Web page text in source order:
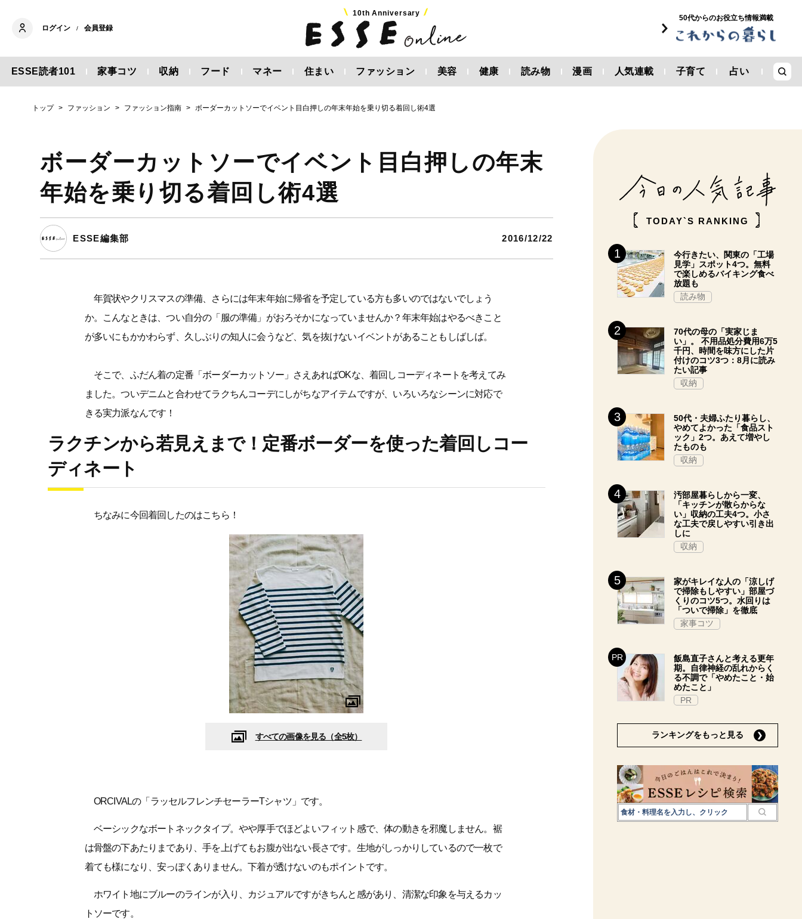
ログイン / 会員登録
10th Anniversary
50代からのお役立ち情報満載
ESSE読者101 家事コツ 収納 フード マネー 住まい ファッション 美容 健康 読み物 漫画 人気連載 子育て 占い
トップ ファッション ファッション指南 ボーダーカットソーでイベント目白押しの年末年始を乗り切る着回し術4選
ボーダーカットソーでイベント目白押しの年末
年始を乗り切る着回し術4選
ESSE編集部 2016/12/22
年賀状やクリスマスの準備、さらには年末年始に帰省を予定している方も多いのではないでしょう
か。こんなときは、つい自分の「服の準備」がおろそかになっていませんか？年末年始はやるべきこと
が多いにもかかわらず、久しぶりの知人に会うなど、気を抜けないイベントがあることもしばしば。
そこで、ふだん着の定番「ボーダーカットソー」さえあればOKな、着回しコーディネートを考えてみ
ました。ついデニムと合わせてラクちんコーデにしがちなアイテムですが、いろいろなシーンに対応で
きる実力派なんです！
ラクチンから若見えまで！定番ボーダーを使った着回しコー
ディネート
ちなみに今回着回したのはこちら！
すべての画像を見る（全5枚）
ORCIVALの「ラッセルフレンチセーラーTシャツ」です。
ベーシックなボートネックタイプ。やや厚手でほどよいフィット感で、体の動きを邪魔しません。裾
は骨盤の下あたりまであり、手を上げてもお腹が出ない長さです。生地がしっかりしているので一枚で
着ても様になり、安っぽくありません。下着が透けないのもポイントです。
ホワイト地にブルーのラインが入り、カジュアルですがきちんと感があり、清潔な印象を与えるカッ
トソーです。
TODAY`S RANKING
今行きたい、関東の「工場
見学」スポット4つ。無料
で楽しめるバイキング食べ
放題も
読み物
70代の母の「実家じま
い」。 不用品処分費用6万5
千円、時間を味方にした片
付けのコツ3つ：8月に読み
たい記事
収納
50代・夫婦ふたり暮らし、
やめてよかった「食品スト
ック」2つ。あえて増やし
たものも
収納
汚部屋暮らしから一変、
「キッチンが散らからな
い」収納の工夫4つ。小さ
な工夫で戻しやすい引き出
しに
収納
家がキレイな人の「涼しげ
で掃除もしやすい」部屋づ
くりのコツ5つ。水回りは
「ついで掃除」を徹底
家事コツ
飯島直子さんと考える更年
期。自律神経の乱れからく
る不調で「やめたこと・始
めたこと」
PR
ランキングをもっと見る